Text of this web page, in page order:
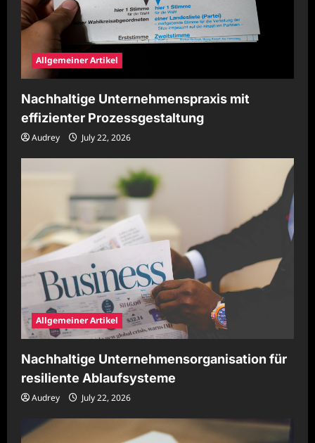
Allgemeiner Artikel
Nachhaltige Unternehmenspraxis mit
effizienter Prozessgestaltung
Audrey July 22, 2026
Allgemeiner Artikel
Nachhaltige Unternehmensorganisation für
resiliente Ablaufsysteme
Audrey July 22, 2026